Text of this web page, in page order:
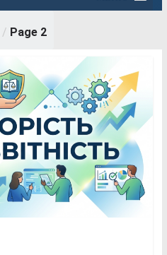
/ Page 2